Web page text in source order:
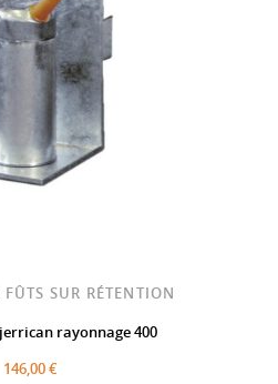
SUR RÉTENTION
rayonnage 400
146,00 €